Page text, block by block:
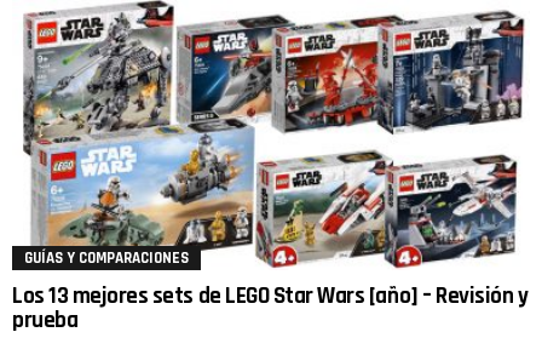
GUÍAS Y COMPARACIONES
Los 13 mejores sets de LEGO Star Wars [año] – Revisión y
prueba